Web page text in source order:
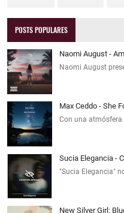
POSTS POPULARES
Naomi August -
Naomi August
Max Ceddo - She
Con una
Sucia Elegancia -
"Sucia Elegancia"
New Silver Girl: